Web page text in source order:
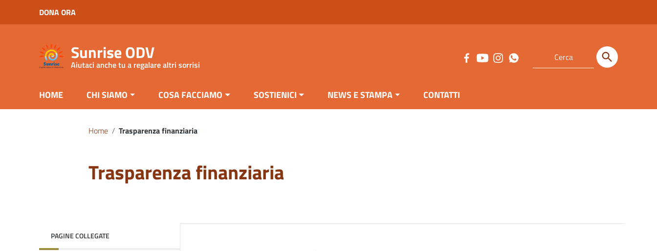
Vai al menu di navigazione
DONA ORA
Sunrise ODV
Aiutaci anche tu a regalare altri sorrisi
HOME CHI SIAMO COSA FACCIAMO SOSTIENICI NEWS E STAMPA CONTATTI
Home / Trasparenza finanziaria
Trasparenza finanziaria
PAGINE COLLEGATE